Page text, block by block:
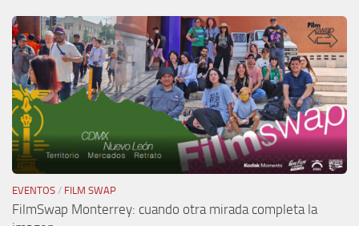
EVENTOS / FILM SWAP
FilmSwap Monterrey: cuando otra mirada completa la